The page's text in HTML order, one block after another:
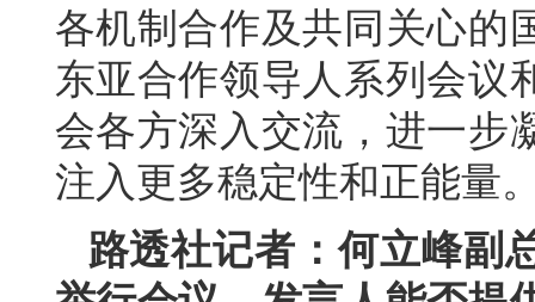
各机制合作及共同关心的
东亚合作领导人系列会议
会各方深入交流，进一步
注入更多稳定性和正能量
路透社记者：何立峰副